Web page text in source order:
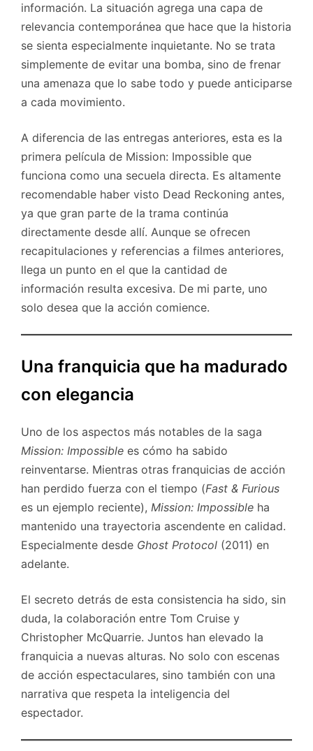
información. La situación agrega una capa de
relevancia contemporánea que hace que la historia
se sienta especialmente inquietante. No se trata
simplemente de evitar una bomba, sino de frenar
una amenaza que lo sabe todo y puede anticiparse
a cada movimiento.
A diferencia de las entregas anteriores, esta es la
primera película de Mission: Impossible que
funciona como una secuela directa. Es altamente
recomendable haber visto Dead Reckoning antes,
ya que gran parte de la trama continúa
directamente desde allí. Aunque se ofrecen
recapitulaciones y referencias a filmes anteriores,
llega un punto en el que la cantidad de
información resulta excesiva. De mi parte, uno
solo desea que la acción comience.
Una franquicia que ha madurado
con elegancia
Uno de los aspectos más notables de la saga
Mission: Impossible es cómo ha sabido
reinventarse. Mientras otras franquicias de acción
han perdido fuerza con el tiempo (Fast & Furious
es un ejemplo reciente), Mission: Impossible ha
mantenido una trayectoria ascendente en calidad.
Especialmente desde Ghost Protocol (2011) en
adelante.
El secreto detrás de esta consistencia ha sido, sin
duda, la colaboración entre Tom Cruise y
Christopher McQuarrie. Juntos han elevado la
franquicia a nuevas alturas. No solo con escenas
de acción espectaculares, sino también con una
narrativa que respeta la inteligencia del
espectador.